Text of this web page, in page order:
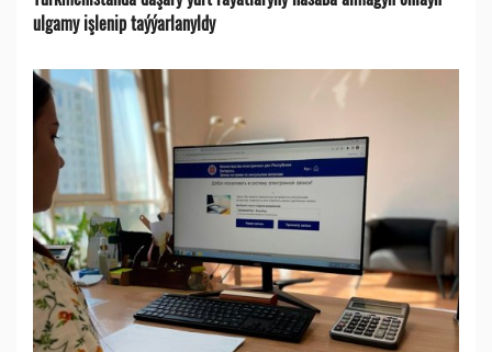
ulgamy işlenip taýýarlanyldy